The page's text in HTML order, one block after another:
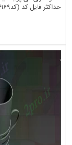
حداکثر فایل کد (کد24169)